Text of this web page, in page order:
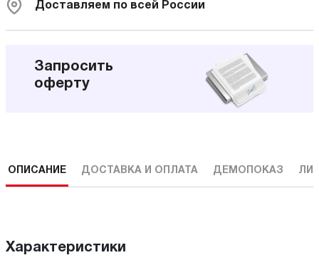
Доставляем по всей России
Запросить
оферту
ОПИСАНИЕ ДОСТАВКА И ОПЛАТА ДЕМОПОКАЗ
Характеристики